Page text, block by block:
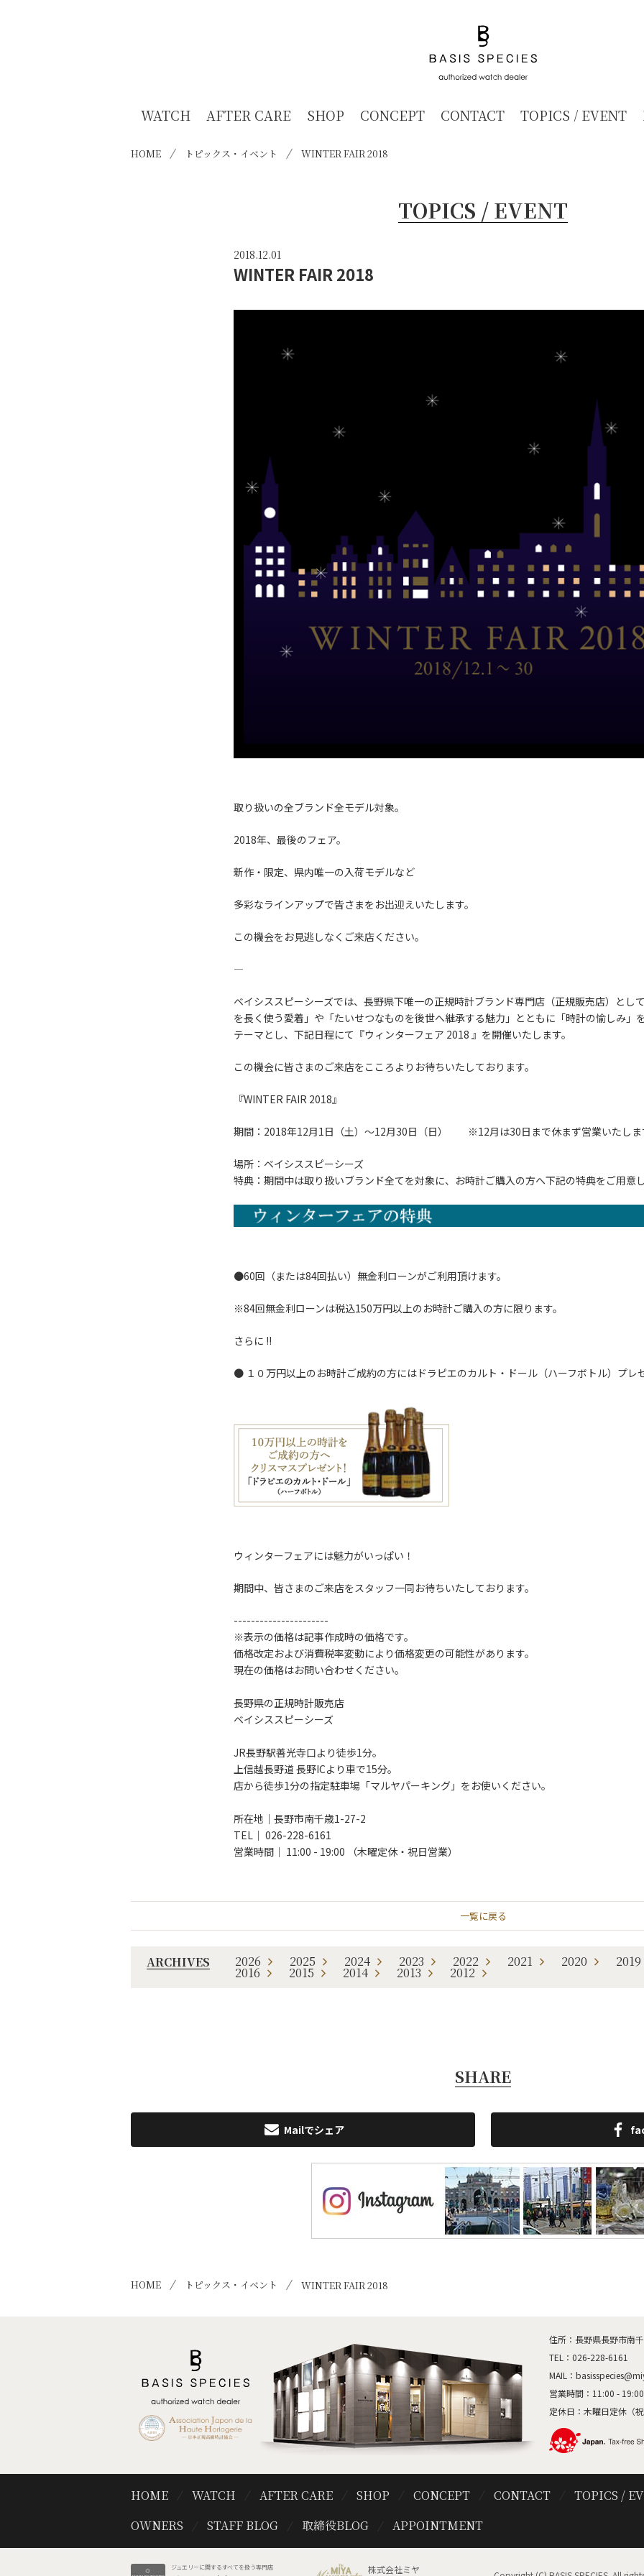
WATCH AFTER CARE SHOP CONCEPT CONTACT TOPICS / EVENT
HOME トピックス・イベント WINTER FAIR 2018
TOPICS / EVENT
2018.12.01
WINTER FAIR 2018
取り扱いの全ブランド全モデル対象。
2018年、最後のフェア。
新作・限定、県内唯一の入荷モデルなど
多彩なラインアップで皆さまをお出迎えいたします。
この機会をお見逃しなくご来店ください。
―
ベイシススピーシーズでは、長野県下唯一の正規時計ブランド専門店（正規販売店）とし
を長く使う愛着」や「たいせつなものを後世へ継承する魅力」とともに「時計の愉しみ」
テーマとし、下記日程にて『ウィンターフェア 2018 』を開催いたします。
この機会に皆さまのご来店をこころよりお待ちいたしております。
『WINTER FAIR 2018』
期間：2018年12月1日（土）～12月30日（日） ※12月は30日まで休まず営業いたしま
場所：ベイシススピーシーズ
特典：期間中は取り扱いブランド全てを対象に、お時計ご購入の方へ下記の特典をご用意
●60回（または84回払い）無金利ローンがご利用頂けます。
※84回無金利ローンは税込150万円以上のお時計ご購入の方に限ります。
さらに !!
● １０万円以上のお時計ご成約の方にはドラピエのカルト・ドール（ハーフボトル）プレ
ウィンターフェアには魅力がいっぱい！
期間中、皆さまのご来店をスタッフ一同お待ちいたしております。
----------------------
※表示の価格は記事作成時の価格です。
価格改定および消費税率変動により価格変更の可能性があります。
現在の価格はお問い合わせください。
長野県の正規時計販売店
ベイシススピーシーズ
JR長野駅善光寺口より徒歩1分。
上信越長野道 長野ICより車で15分。
店から徒歩1分の指定駐車場「マルヤパーキング」をお使いください。
所在地｜長野市南千歳1-27-2
TEL｜ 026-228-6161
営業時間｜ 11:00 - 19:00 （木曜定休・祝日営業）
一覧に戻る
ARCHIVES 2026 2025 2024 2023 2022 2021 2020 2019
2016 2015 2014 2013 2012
SHARE
Mailでシェア
HOME トピックス・イベント WINTER FAIR 2018
住所：長野県長野市南
TEL： 026-228-6161
MAIL：
営業時間：11:00 - 19:00
定休日：木曜日定休（
HOME WATCH AFTER CARE SHOP CONCEPT CONTACT
TOPICS /
OWNERS
STAFF BLOG 取締役BLOG APPOINTMENT
ジュエリーに関するすべてを扱う専門店
株式会社ミヤ